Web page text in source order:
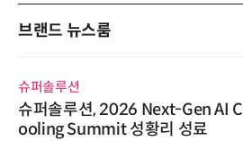
브랜드 뉴스룸
슈퍼솔루션
슈퍼솔루션, 2026 Next-Gen AI C
ooling Summit 성황리 성료